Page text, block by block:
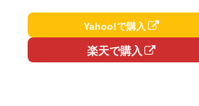
Yahoo!で購入
楽天で購入